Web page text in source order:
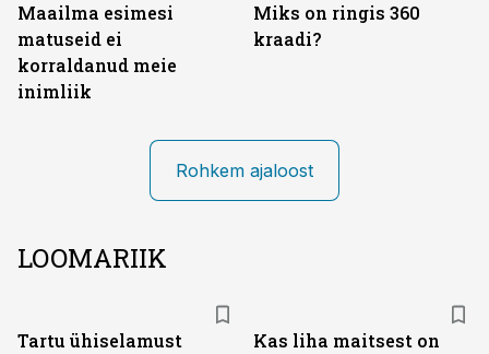
Maailma esimesi
matuseid ei
korraldanud meie
inimliik
Miks on ringis 360
kraadi?
Rohkem ajaloost
LOOMARIIK
Tartu ühiselamust
Kas liha maitsest on